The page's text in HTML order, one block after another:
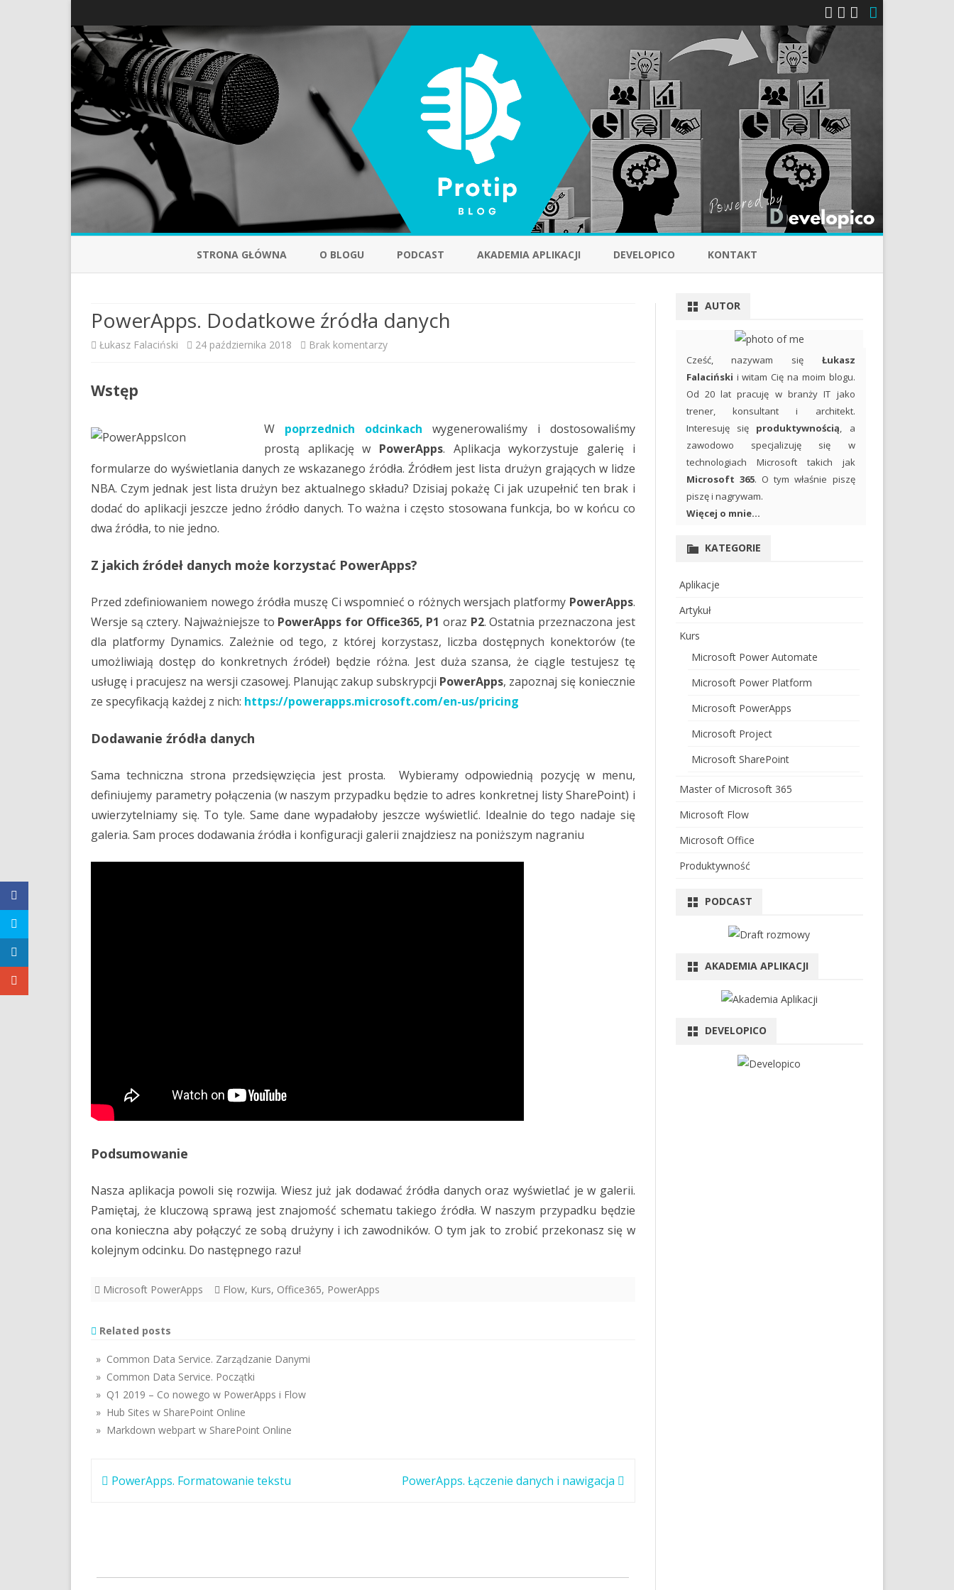
to
STRONA GŁÓWNA O BLOGU PODCAST AKADEMIA APLIKACJI DEVELOPICO KONTAKT
PowerApps. Dodatkowe źródła danych
Łukasz Falaciński 24 października 2018 Brak komentarzydo
danych
Wstęp
W poprzednich odcinkach wygenerowaliśmy i dostosowaliśmy
prostą aplikację w PowerApps. Aplikacja wykorzystuje galerię i
formularze do wyświetlania danych ze wskazanego źródła. Źródłem jest lista drużyn grających w lidze
NBA. Czym jednak jest lista drużyn bez aktualnego składu? Dzisiaj pokażę Ci jak uzupełnić ten brak i
dodać do aplikacji jeszcze jedno źródło danych. To ważna i często stosowana funkcja, bo w końcu co
dwa źródła, to nie jedno.
Z jakich źródeł danych może korzystać PowerApps?
Przed zdefiniowaniem nowego źródła muszę Ci wspomnieć o różnych wersjach platformy PowerApps.
Wersje są cztery. Najważniejsze to PowerApps for Office365, P1 oraz P2. Ostatnia przeznaczona jest
dla platformy Dynamics. Zależnie od tego, z której korzystasz, liczba dostępnych konektorów (te
umożliwiają dostęp do konkretnych źródeł) będzie różna. Jest duża szansa, że ciągle testujesz tę
usługę i pracujesz na wersji czasowej. Planując zakup subskrypcji PowerApps, zapoznaj się koniecznie
ze specyfikacją każdej z nich: https://powerapps.microsoft.com/en-us/pricing
Dodawanie źródła danych
Sama techniczna strona przedsięwzięcia jest prosta. Wybieramy odpowiednią pozycję w menu,
definiujemy parametry połączenia (w naszym przypadku będzie to adres konkretnej listy SharePoint) i
uwierzytelniamy się. To tyle. Same dane wypadałoby jeszcze wyświetlić. Idealnie do tego nadaje się
galeria. Sam proces dodawania źródła i konfiguracji galerii znajdziesz na poniższym nagraniu
Podsumowanie
Nasza aplikacja powoli się rozwija. Wiesz już jak dodawać źródła danych oraz wyświetlać je w galerii.
Pamiętaj, że kluczową sprawą jest znajomość schematu takiego źródła. W naszym przypadku będzie
ona konieczna aby połączyć ze sobą drużyny i ich zawodników. O tym jak to zrobić przekonasz się w
kolejnym odcinku. Do następnego razu!
Microsoft PowerApps Flow, Kurs, Office365, PowerApps
Related posts
» Common Data Service. Zarządzanie Danymi
» Common Data Service. Początki
» Q1 2019 – Co nowego w PowerApps i Flow
» Hub Sites w SharePoint Online
» Markdown webpart w SharePoint Online
Nawigacja
PowerApps. Formatowanie tekstu PowerApps. Łączenie danych i nawigacja
AUTOR
Cześć, nazywam się Łukasz
Falaciński i witam Cię na moim blogu.
Od 20 lat pracuję w branży IT jako
trener, konsultant i architekt.
Interesuję się produktywnością, a
zawodowo specjalizuję się w
technologiach Microsoft takich jak
Microsoft 365. O tym właśnie piszę
piszę i nagrywam.
Więcej o mnie...
KATEGORIE
Aplikacje
Artykuł
Kurs
Microsoft Power Automate
Microsoft Power Platform
Microsoft PowerApps
Microsoft Project
Microsoft SharePoint
Master of Microsoft 365
Microsoft Flow
Microsoft Office
Produktywność
PODCAST
AKADEMIA APLIKACJI
DEVELOPICO